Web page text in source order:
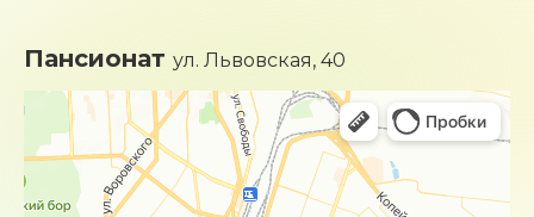
Пансионат ул. Львовская, 40